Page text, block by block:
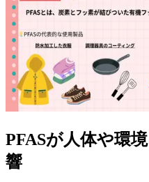
PFASが人体や環
響